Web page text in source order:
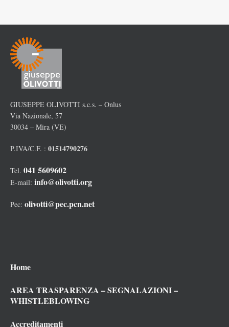
GIUSEPPE OLIVOTTI s.c.s. – Onlus
Via Nazionale, 57
30034 – Mira (VE)
P.IVA/C.F. : 01514790276
Tel. 041 5609602
E-mail: info@olivotti.org
Pec: olivotti@pec.pcn.net
Home
AREA TRASPARENZA – SEGNALAZIONI –
WHISTLEBLOWING
Accreditamenti